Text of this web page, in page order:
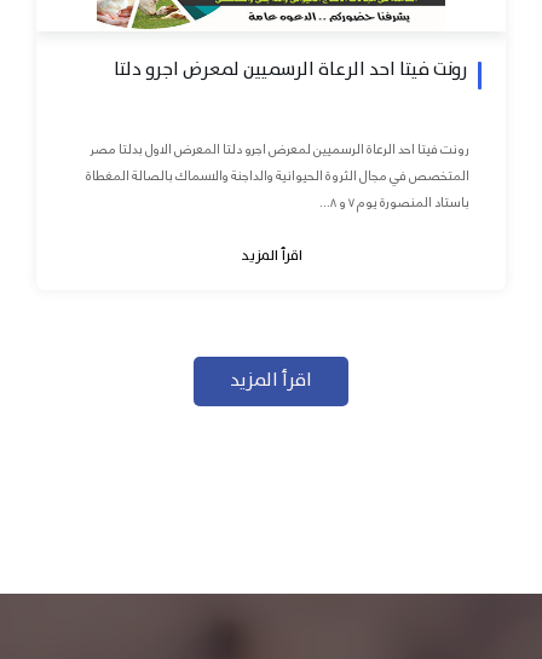
رونت فيتا احد الرعاة الرسميين لمعرض اجرو دلتا
رونت فيتا احد الرعاة الرسميين لمعرض اجرو دلتا المعرض الاول بدلتا مصر
المتخصص في مجال الثروة الحيوانية والداجنة والاسماك بالصالة المغطاة
باستاد المنصورة يوم ٧ و ٨...
اقرأ المزيد
اقرأ المزيد